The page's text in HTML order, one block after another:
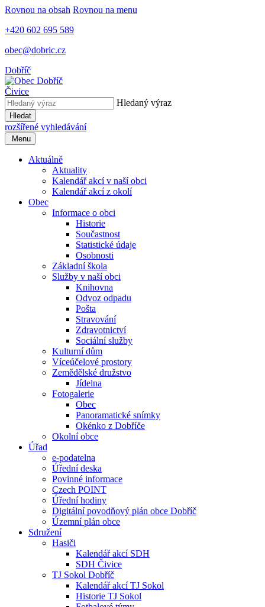
Rovnou na obsah Rovnou na menu
+420 602 695 589
obec@dobric.cz
Dobříč
Čivice
Hledaný výraz
Hledat
rozšířené vyhledávání
Menu
Aktuálně
Aktuality
Kalendář akcí v naší obci
Kalendář akcí z okolí
Obec
Informace o obci
Historie
Součastnost
Statistické údaje
Osobnosti
Základní škola
Služby v naší obci
Knihovna
Odvoz odpadu
Pošta
Stravování
Zdravotnictví
Sociální služby
Kulturní dům
Víceúčelové prostory
Zemědělské družstvo
Jídelna
Fotogalerie
Obec
Panoramatické snímky
Okénko z Dobříče
Okolní obce
Úřad
e-podatelna
Úřední deska
Povinné informace
Czech POINT
Úřední hodiny
Digitální povodňový plán obce Dobříč
Územní plán obce
Sdružení
Hasiči
Kalendář akcí SDH
SDH Čivice
TJ Sokol Dobříč
Kalendář akcí TJ Sokol
Historie TJ Sokol